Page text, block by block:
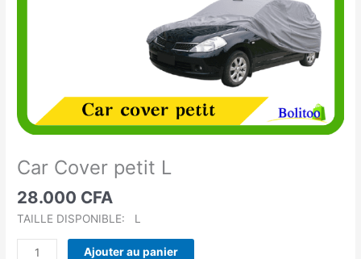
Car Cover petit L
28.000 CFA
TAILLE DISPONIBLE: L
Ajouter au panier